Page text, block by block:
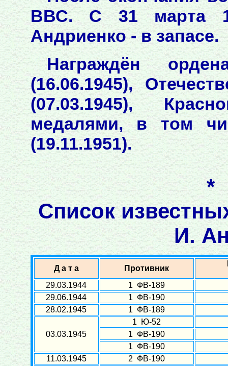
ВВС. С 31 марта
Андриенко - в запасе.
Награждён
(16.06.1945),
(07.03.1945),
медалями, в том
(19.11.1951).
Список
И.
Д а т а Противник
29.03.1944
1 ФВ-189
29.06.1944
1 ФВ-190
28.02.1945
1 ФВ-189
03.03.1945
1 Ю-52
1 ФВ-190
1 ФВ-190
11.03.1945
2 ФВ-190